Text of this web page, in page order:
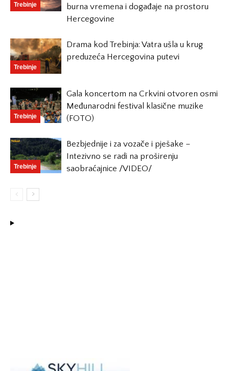
Trebinje
burna vremena i događaje na prostoru
Hercegovine
Trebinje
Drama kod Trebinja: Vatra ušla u krug
preduzeća Hercegovina putevi
Trebinje
Gala koncertom na Crkvini otvoren osmi
Međunarodni festival klasične muzike
(FOTO)
Trebinje
Bezbjednije i za vozače i pješake –
Intezivno se radi na proširenju
saobraćajnice /VIDEO/